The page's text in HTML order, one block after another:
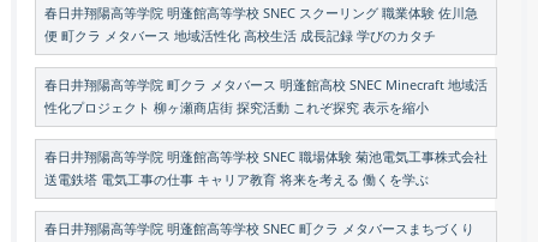
春日井翔陽高等学院 明蓬館高等学校 SNEC スクーリング 職業体験 佐川急
便 町クラ メタバース 地域活性化 高校生活 成長記録 学びのカタチ
春日井翔陽高等学院 町クラ メタバース 明蓬館高校 SNEC Minecraft 地域活
性化プロジェクト 柳ヶ瀬商店街 探究活動 これぞ探究 表示を縮小
春日井翔陽高等学院 明蓬館高等学校 SNEC 職場体験 菊池電気工事株式会社
送電鉄塔 電気工事の仕事 キャリア教育 将来を考える 働くを学ぶ
春日井翔陽高等学院 明蓬館高等学校 SNEC 町クラ メタバースまちづくり